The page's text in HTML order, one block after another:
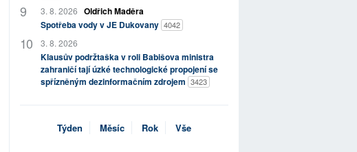
3. 8. 2026 Oldřich Maděra
Spotřeba vody v JE Dukovany 4042
3. 8. 2026
Klausův podržtaška v roli Babišova ministra
zahraničí tají úzké technologické propojení se
spřízněným dezinformačním zdrojem 3423
Týden Měsíc Rok Vše